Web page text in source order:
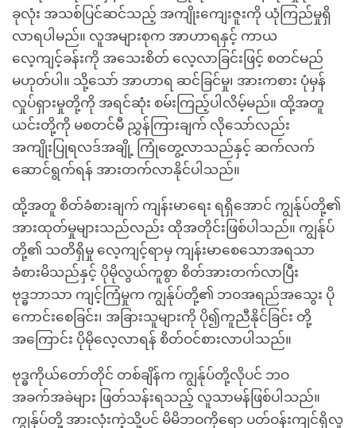
ခုလုံး အသစ်ပြင်ဆင်သည့် အကျိုးကျေးဇူးကို ယုံကြည်မှုရှိ
လာရပါမည်။ လူအများစုက အာဟာရနှင့် ကာယ
လေ့ကျင့်ခန်းကို အသေးစိတ် လေ့လာခြင်းဖြင့် စတင်မည်
မဟုတ်ပါ။ သို့သော် အာဟာရ ဆင်ခြင်မှု၊ အားကစား ပုံမှန်
လှုပ်ရှားမှုတို့ကို အရင်ဆုံး စမ်းကြည့်ပါလိမ့်မည်။ ထို့အတူ
ယင်းတို့ကို မစတင်မီ ညွှန်ကြားချက် လိုသော်လည်း
အကျိုးပြုရလဒ်အချို့ ကြုံတွေ့လာသည်နှင့် ဆက်လက်
ဆောင်ရွက်ရန် အားတက်လာနိုင်ပါသည်။
ထို့အတူ စိတ်ခံစားချက် ကျန်းမာရေး ရရှိအောင် ကျွန်ုပ်တို့၏
အားထုတ်မှုများသည်လည်း ထိုအတိုင်းဖြစ်ပါသည်။ ကျွန်ုပ်
တို့၏ သတိရှိမှု လေ့ကျင့်ရာမှ ကျန်းမာစေသောအရသာ
ခံစားမိသည်နှင့် ပိုမိုလွယ်ကူစွာ စိတ်အားတက်လာပြီး
ဗုဒ္ဓဘာသာ ကျင့်ကြံမှုက ကျွန်ုပ်တို့၏ ဘဝအရည်အသွေး ပို
ကောင်းစေခြင်း၊ အခြားသူများကို ပို၍ကူညီနိုင်ခြင်း တို့
အကြောင်း ပိုမိုလေ့လာရန် စိတ်ဝင်စားလာပါသည်။
ဗုဒ္ဓကိုယ်တော်တိုင် တစ်ချိန်က ကျွန်ုပ်တို့လိုပင် ဘဝ
အခက်အခဲများ ဖြတ်သန်းရသည့် လူသာမန်ဖြစ်ပါသည်။
ကျွန်ုပ်တို့ အားလုံးကဲ့သို့ပင် မိမိဘဝကိုရော ပတ်ဝန်းကျင်ရှိလူ